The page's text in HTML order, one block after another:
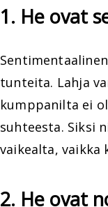
1. He ovat
tunteita. Lahja
kumppanilta ei
suhteesta. Siksi
vaikealta, vaikka
2. He ovat